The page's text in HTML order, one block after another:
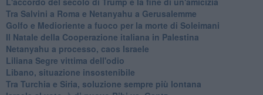
Tra Salvini a Roma e Netanyahu a Gerusalemme
Golfo e Medioriente a fuoco per la morte di Soleimani
Il Natale della Cooperazione italiana in Palestina
Netanyahu a processo, caos Israele
Liliana Segre vittima dell'odio
Libano, situazione insostenibile
Tra Turchia e Siria, soluzione sempre più lontana